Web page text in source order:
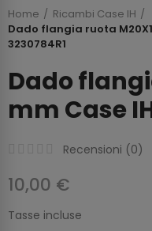
Home
Ricambi Case IH
Dado flangia ruota
3230784R1
Dado
mm Case
Recensioni (0)
10,00 €
Tasse incluse